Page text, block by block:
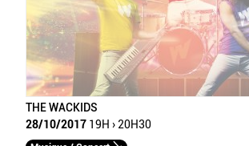
THE WACKIDS
28/10/2017 19H › 20H30